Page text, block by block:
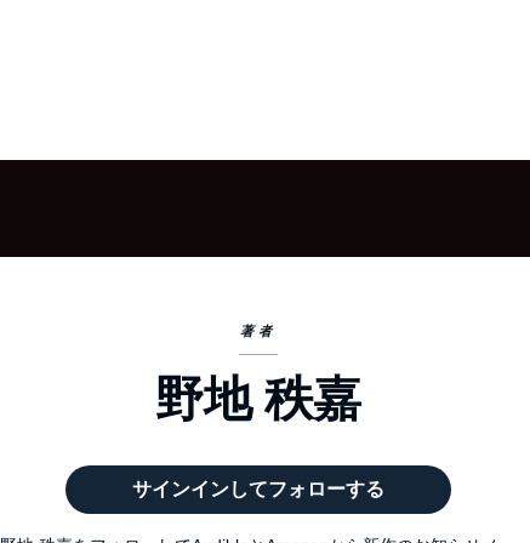
著者
野地 秩嘉
サインインしてフォローする